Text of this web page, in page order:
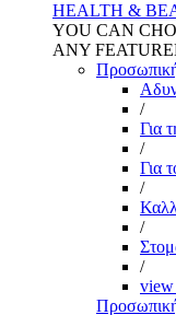
HEALTH &
YOU CAN
ANY
/
Για
/
Για
/
/
/
view